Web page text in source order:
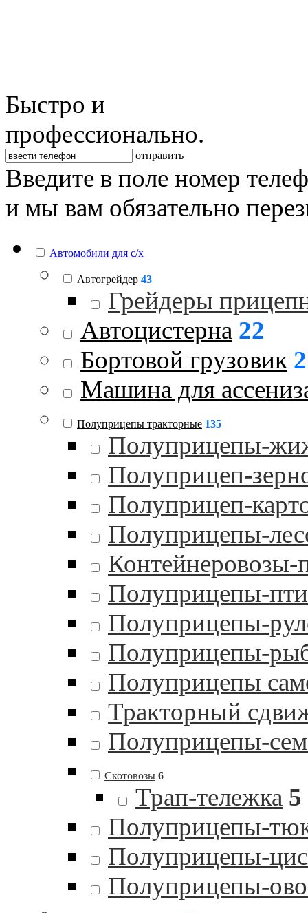
Быстро и
профессионально.
отправить
Введите в поле номер
и мы вам обязательно
Автомобили для с/х
Автогрейдер 43
Грейдеры
Автоцистерна 22
Бортовой грузовик 2
Машина для
Полуприцепы тракторные 135
Полуприцепы-
Полуприцеп-
Полуприцеп-
Полуприцепы-
Контейнеровозы-
Полуприцепы-
Полуприцепы-
Полуприцепы-
Полуприцепы
Тракторный
Полуприцепы-
Скотовозы 6
Трап-тележка 5
Полуприцепы-
Полуприцепы-
Полуприцепы-